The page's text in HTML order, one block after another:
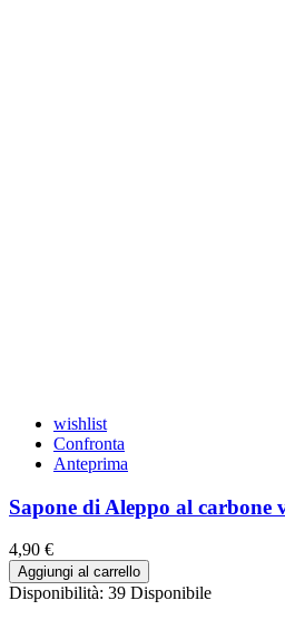
wishlist
Confronta
Anteprima
Sapone di Aleppo al carbone
4,90 €
Aggiungi al carrello
Disponibilità: 39 Disponibile